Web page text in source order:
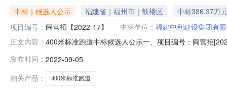
中标｜候选人公示 福建省｜福州市｜鼓楼区
中标386.37万
项目编号： 闽营招【2022-17】 中标单位： 福建中利建设集团有
正文内容： 400米标准跑道中标候选人公示一、项目编号：闽营招
范围施工工期项目经理执业证书1福建中利建设集团有限
13
发布时间： 2022-09-05
相关产品：
400米标准跑道